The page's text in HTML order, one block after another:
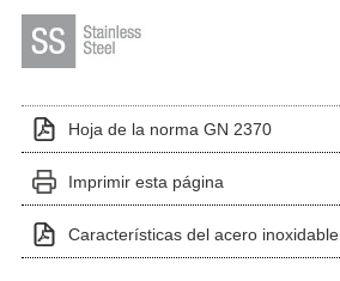
Hoja de la norma GN 2370
Imprimir esta página
Características del acero inoxidable